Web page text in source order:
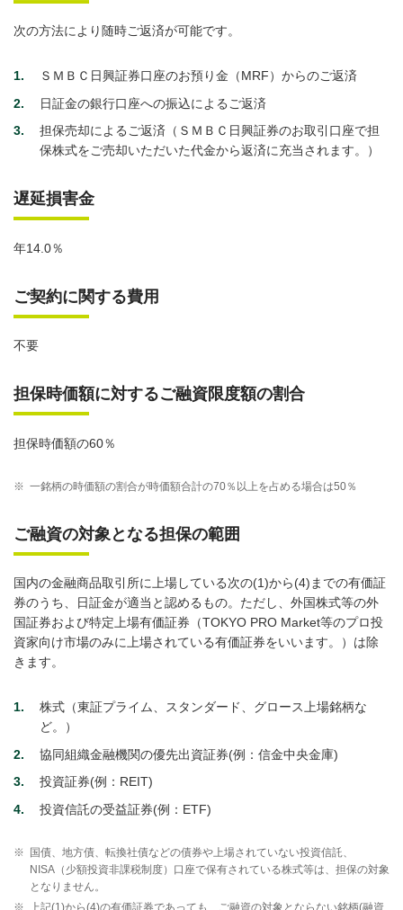
次の方法により随時ご返済が可能です。
1
ＳＭＢＣ日興証券口座のお預り金（MRF）からのご返済
2
日証金の銀行口座への振込によるご返済
3
担保売却によるご返済（ＳＭＢＣ日興証券のお取引口座で担
保株式をご売却いただいた代金から返済に充当されます。）
遅延損害金
年14.0％
ご契約に関する費用
不要
担保時価額に対するご融資限度額の割合
担保時価額の60％
※ 一銘柄の時価額の割合が時価額合計の70％以上を占める場合は50％
ご融資の対象となる担保の範囲
国内の金融商品取引所に上場している次の(1)から(4)までの有価証
券のうち、日証金が適当と認めるもの。ただし、外国株式等の外
国証券および特定上場有価証券（TOKYO PRO Market等のプロ投
資家向け市場のみに上場されている有価証券をいいます。）は除
きます。
1
株式（東証プライム、スタンダード、グロース上場銘柄な
ど。）
2
協同組織金融機関の優先出資証券(例：信金中央金庫)
3
投資証券(例：REIT)
4
投資信託の受益証券(例：ETF)
※ 国債、地方債、転換社債などの債券や上場されていない投資信託、
NISA（少額投資非課税制度）口座で保有されている株式等は、担保の対象
となりません。